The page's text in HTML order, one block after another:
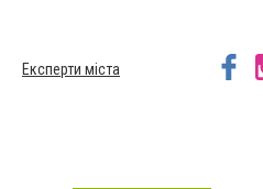
Експерти міста